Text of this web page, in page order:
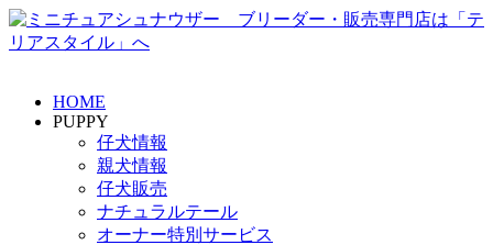
HOME
PUPPY
仔犬情報
親犬情報
仔犬販売
ナチュラルテール
オーナー特別サービス